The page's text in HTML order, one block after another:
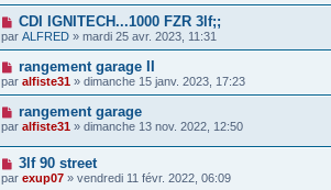
CDI IGNITECH...1000 FZR 3lf;;
par ALFRED » mardi 25 avr. 2023, 11:31
rangement garage II
par alfiste31 » dimanche 15 janv. 2023, 17:23
rangement garage
par alfiste31 » dimanche 13 nov. 2022, 12:50
3lf 90 street
par exup07 » vendredi 11 févr. 2022, 06:09